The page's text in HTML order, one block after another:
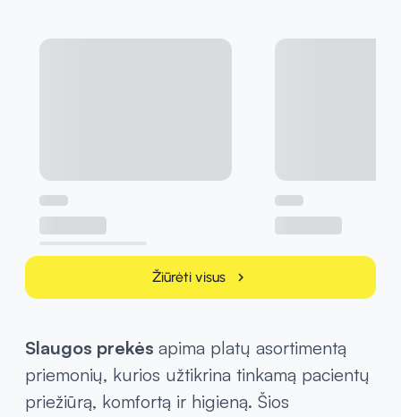
Žiūrėti visus chevron_right
Slaugos prekės apima platų asortimentą
priemonių, kurios užtikrina tinkamą pacientų
priežiūrą, komfortą ir higieną. Šios